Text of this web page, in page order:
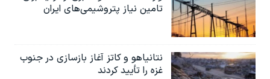
تامین نیاز پتروشیمی‌های ایران
نتانیاهو و کاتز آغاز بازسازی در جنوب
غزه را تأیید کردند